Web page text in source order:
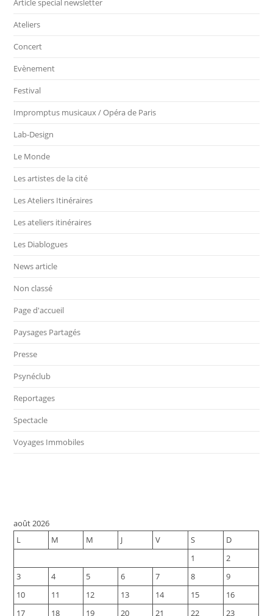
Article special newsletter
Ateliers
Concert
Evènement
Festival
Impromptus musicaux / Opéra de Paris
Lab-Design
Le Monde
Les artistes de la cité
Les Ateliers Itinéraires
Les ateliers itinéraires
Les Diablogues
News article
Non classé
Page d'accueil
Paysages Partagés
Presse
Psynéclub
Reportages
Spectacle
Voyages Immobiles
août 2026
L
M M J V S
D
1
2
3
4 5 6 7 8
9
10
11 12 13 14 15
16
17
18 19 20 21 22 23